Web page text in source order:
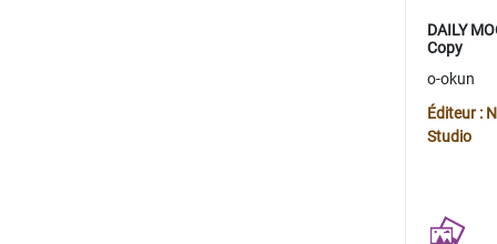
DAILY
Copy
o-okun
Éditeur :
Studio